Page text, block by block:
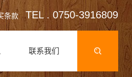
条款 TEL . 0750-3916809
联系我们